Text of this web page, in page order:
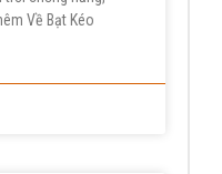
Về Bạt Kéo